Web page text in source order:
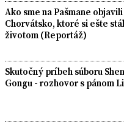
Ako sme na Pašmane
Chorvátsko, ktoré si ešte
životom (Reportáž)
Skutočný príbeh súboru
Gongu - rozhovor s pánom